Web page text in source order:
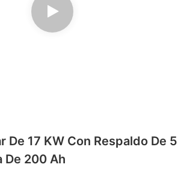
De 17 KW Con Respaldo De 5
De 200 Ah